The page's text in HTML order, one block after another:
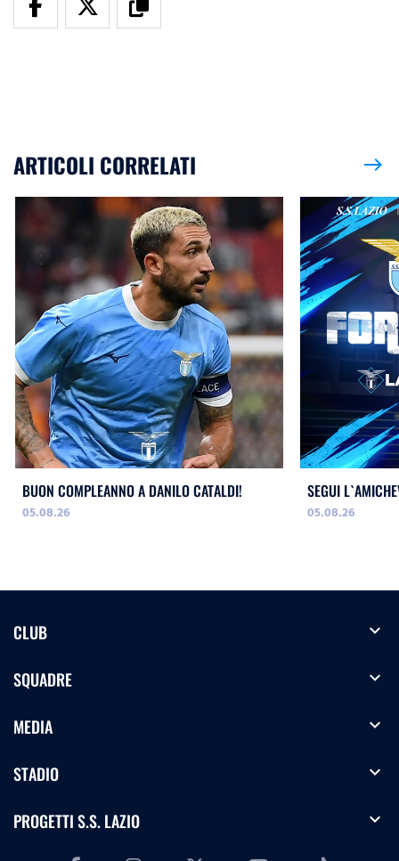
ARTICOLI CORRELATI east
BUON COMPLEANNO A DANILO CATALDI!
05.08.26
SEGUI
05.08.26
CLUB expand_more
SQUADRE expand_more
MEDIA expand_more
STADIO expand_more
PROGETTI S.S. LAZIO expand_more